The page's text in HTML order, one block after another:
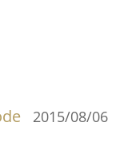
2015/08/06